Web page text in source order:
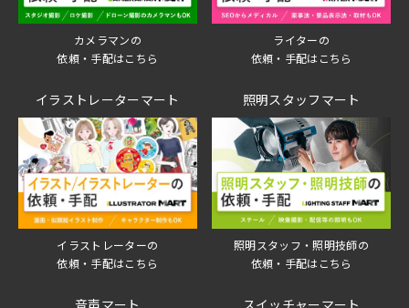
カメラマンの
依頼・手配はこちら
ライターの
依頼・手配はこちら
イラストレーターマート
イラストレーターの
依頼・手配はこちら
照明スタッフマート
照明スタッフ・照明技師の
依頼・手配はこちら
音声マート スイッチャーマート